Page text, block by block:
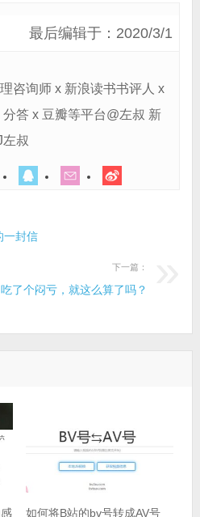
最后编辑于：2020/3/1
咨询师 x 新浪读书书评人 x
分答 x 豆瓣等平台@左叔 新
左叔
一封信
下一篇：
吃了个闷亏，就这么算了吗？
如何将B站的bv号转成AV号